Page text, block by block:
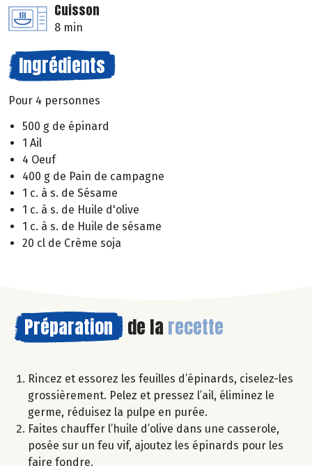
Cuisson
8 min
Ingrédients
Pour 4 personnes
500 g de épinard
1 Ail
4 Oeuf
400 g de Pain de campagne
1 c. à s. de Sésame
1 c. à s. de Huile d'olive
1 c. à s. de Huile de sésame
20 cl de Crème soja
Préparation de la recette
Rincez et essorez les feuilles d’épinards, ciselez-les
grossièrement. Pelez et pressez l’ail, éliminez le
germe, réduisez la pulpe en purée.
Faites chauffer l’huile d’olive dans une casserole,
posée sur un feu vif, ajoutez les épinards pour les
faire fondre.